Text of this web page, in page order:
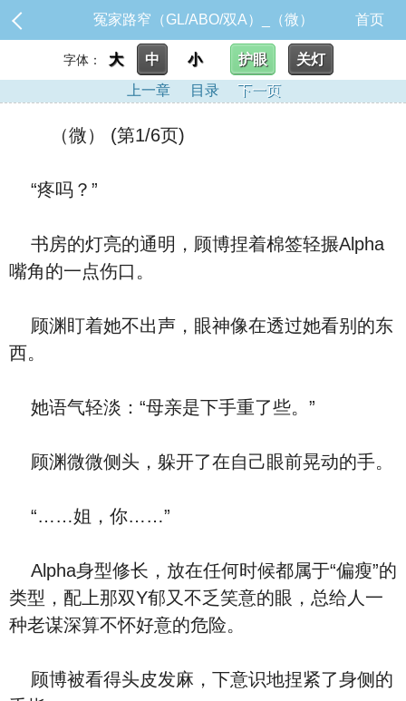
冤家路窄（GL/ABO/双A）_（微） 首页
字体： 大 中 小 护眼
关灯
上一章
目录 下一页
（微） (第1/6页)
“疼吗？”
书房的灯亮的通明，顾博捏着棉签轻搌Alpha
嘴角的一点伤口。
顾渊盯着她不出声，眼神像在透过她看别的东
西。
她语气轻淡：“母亲是下手重了些。”
顾渊微微侧头，躲开了在自己眼前晃动的手。
“……姐，你……”
Alpha身型修长，放在任何时候都属于“偏瘦”的
类型，配上那双Y郁又不乏笑意的眼，总给人一
种老谋深算不怀好意的危险。
顾博被看得头皮发麻，下意识地捏紧了身侧的